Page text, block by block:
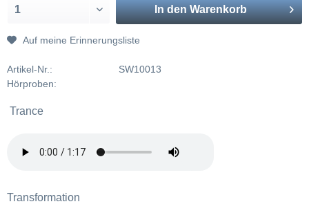
In den Warenkorb
Auf meine Erinnerungsliste
Artikel-Nr.:
SW10013
Hörproben:
Trance
Transformation